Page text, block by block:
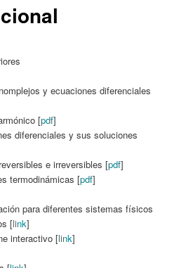
y ecuaciones diferenciales
[pdf]
diferenciales y sus soluciones
e irreversibles [pdf]
termodinámicas [pdf]
para diferentes sistemas físicos
[link]
interactivo [link]